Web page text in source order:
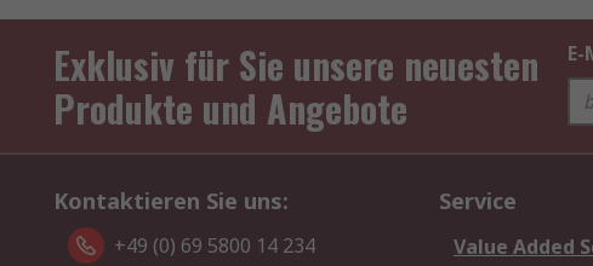
Exklusiv für Sie unsere neuesten
Produkte und Angebote
Kontaktieren Sie uns:
+49 (0) 69 5800 14 234
Service
Value Added